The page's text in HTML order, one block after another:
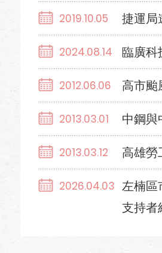
2019.10.05 捷運局
2024.08.14 臨廣科
2012.06.06 高市颱
2013.03.01 中鋼與
2013.03.12 高雄
2026.04.03 左楠區
支持者